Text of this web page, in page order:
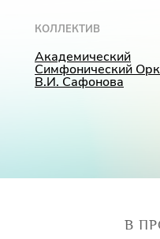
КОЛЛЕКТИВ
Академический
Симфонический
В.И. Сафонова
В